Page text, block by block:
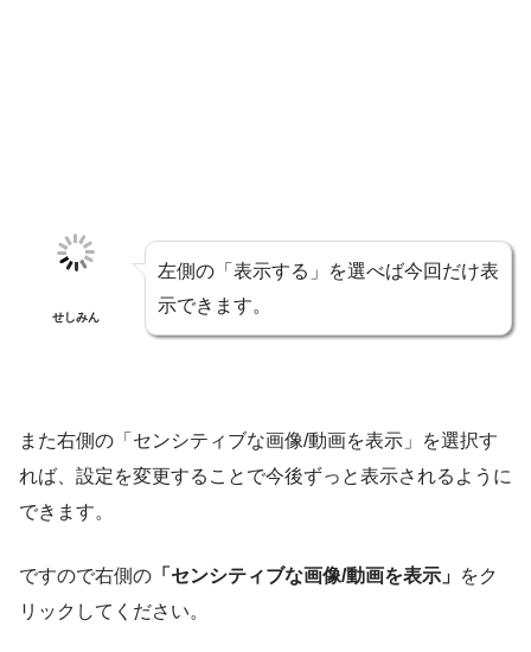
せしみん
左側の「表示する」を選べば今回だけ表
示できます。
また右側の「センシティブな画像/動画を表示」を選択す
れば、設定を変更することで今後ずっと表示されるように
できます。
ですので右側の 「センシティブな画像/動画を表示」 をク
リックしてください。